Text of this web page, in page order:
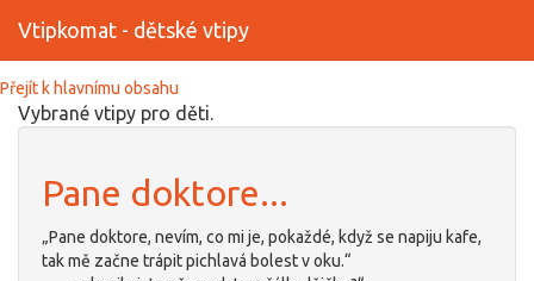
Přejít k hlavnímu obsahu
Vtipkomat - dětské vtipy
Vybrané vtipy pro děti.
Pane doktore...
„Pane doktore, nevím, co mi je, pokaždé, když se napiju kafe,
tak mě začne trápit pichlavá bolest v oku.“